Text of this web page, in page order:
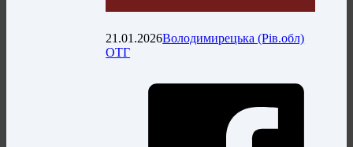
21.01.2026Володимирецька (Рів.обл)
ОТГ